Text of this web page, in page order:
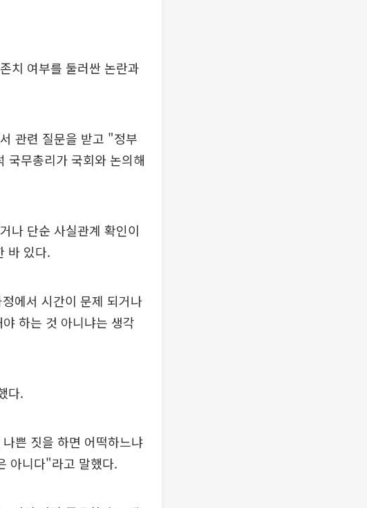
치 여부를 둘러싼 논란과
관련 질문을 받고 "정부
국무총리가 국회와 논의해
나 단순 사실관계 확인이
바 있다.
에서 시간이 문제 되거나
하는 것 아니냐는 생각
다.
쁜 짓을 하면 어떡하느냐
아니다"라고 말했다.